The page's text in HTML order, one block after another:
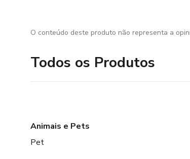
O conteúdo deste produto não representa a
Todos os Produtos
Animais e Pets
Pet